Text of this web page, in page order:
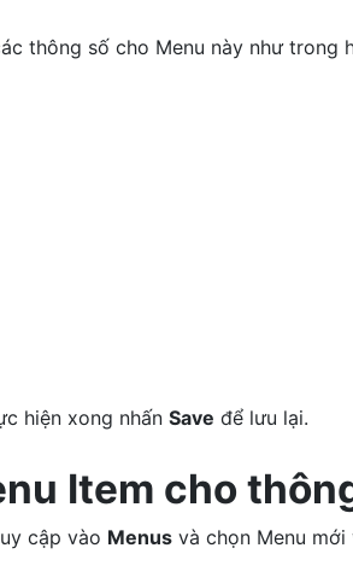
thông số cho Menu này như trong
hiện xong nhấn Save để lưu lại.
Item cho
cập vào Menus và chọn Menu